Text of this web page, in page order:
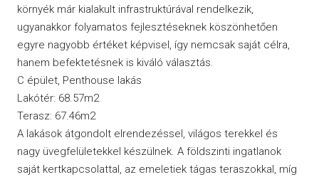
környék már kialakult infrastruktúrával rendelkezik,
ugyanakkor folyamatos fejlesztéseknek köszönhetően
egyre nagyobb értéket képvisel, így nemcsak saját célra,
hanem befektetésnek is kiváló választás.
C épület, Penthouse lakás
Lakótér: 68.57m2
Terasz: 67.46m2
A lakások átgondolt elrendezéssel, világos terekkel és
nagy üvegfelületekkel készülnek. A földszinti ingatlanok
saját kertkapcsolattal, az emeletiek tágas teraszokkal, míg